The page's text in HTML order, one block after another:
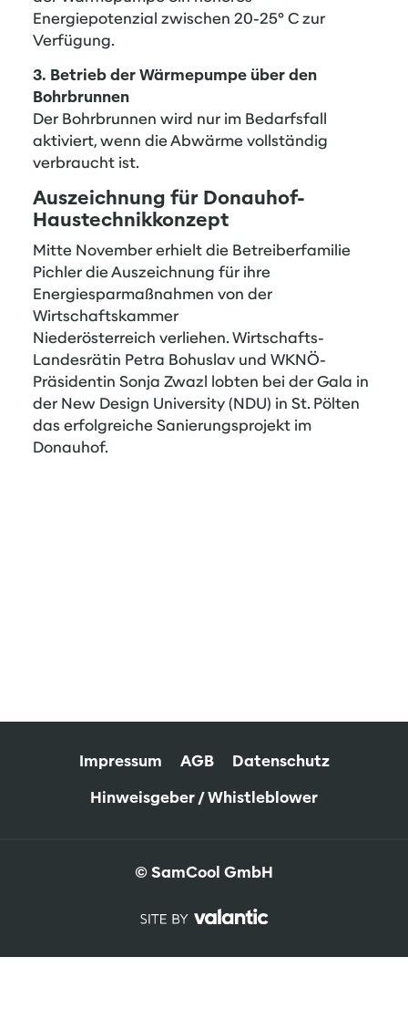
Energiepotenzial zwischen 20-25° C zur
Verfügung.
3. Betrieb der Wärmepumpe über den
Bohrbrunnen
Der Bohrbrunnen wird nur im Bedarfsfall
aktiviert, wenn die Abwärme vollständig
verbraucht ist.
Auszeichnung für Donauhof-
Haustechnikkonzept
Mitte November erhielt die Betreiberfamilie
Pichler die Auszeichnung für ihre
Energiesparmaßnahmen von der
Wirtschaftskammer
Niederösterreich verliehen. Wirtschafts-
Landesrätin Petra Bohuslav und WKNÖ-
Präsidentin Sonja Zwazl lobten bei der Gala in
der New Design University (NDU) in St. Pölten
das erfolgreiche Sanierungsprojekt im
Donauhof.
Impressum AGB
Datenschutz
Hinweisgeber / Whistleblower
© SamCool GmbH